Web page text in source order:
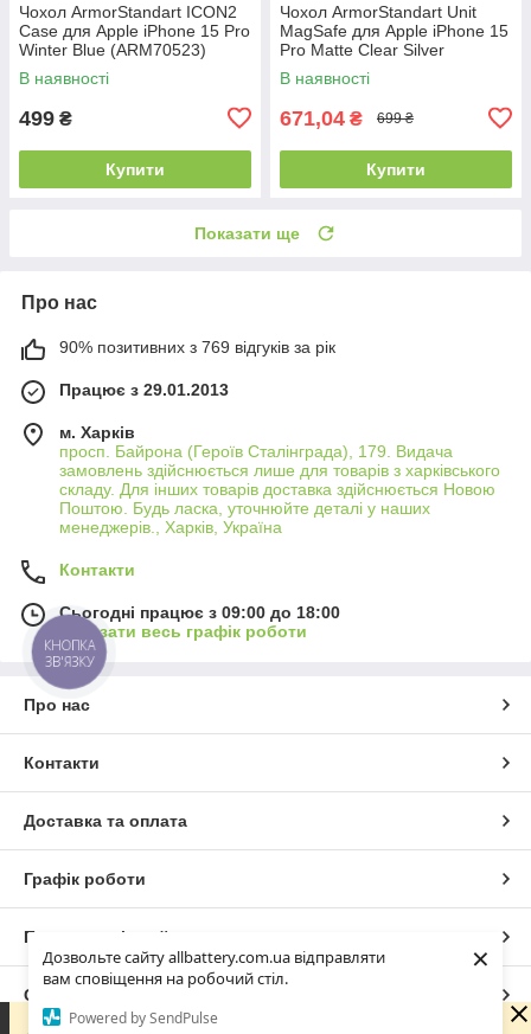
Дозвольте сайту allbattery.com.ua відправляти
вам сповіщення на робочий стіл.
Powered by SendPulse
×
Чохол ArmorStandart ICON2
Case для Apple iPhone 15 Pro
Winter Blue (ARM70523)
В наявності
499 ₴
Купити
Чохол ArmorStandart Unit
MagSafe для Apple iPhone 15
Pro Matte Clear Silver
(ARM69349)
В наявності
671,04 ₴ 699 ₴
Купити
Показати ще
Про нас
90% позитивних з 769 відгуків за рік
Працює з 29.01.2013
м. Харків
просп. Байрона (Героїв Сталінграда), 179. Видача
замовлень здійснюється лише для товарів з харківського
складу. Для інших товарів доставка здійснюється Новою
Поштою. Будь ласка, уточнюйте деталі у наших
менеджерів., Харків, Україна
Контакти
Сьогодні працює з 09:00 до 18:00
Показати весь графік роботи
Про нас
Контакти
Доставка та оплата
Графік роботи
Повна версія сайту
Сайт створено на маркетплейсі
Зараз у компанії неробочий час. Замовлення та
КНОПКА
ЗВ'ЯЗКУ